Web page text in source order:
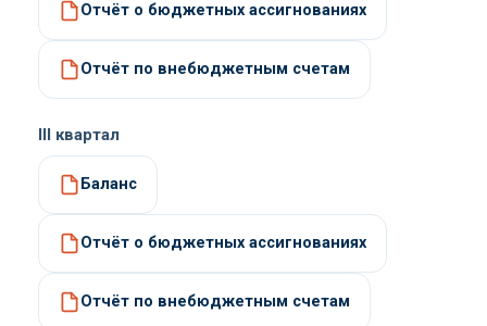
Отчёт о бюджетных ассигнованиях
Отчёт по внебюджетным счетам
III квартал
Баланс
Отчёт о бюджетных ассигнованиях
Отчёт по внебюджетным счетам